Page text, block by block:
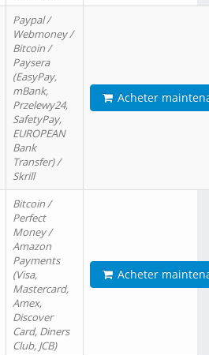
Paypal /
Webmoney /
Bitcoin /
Paysera
(EasyPay,
mBank,
Przelewy24,
SafetyPay,
EUROPEAN
Bank
Transfer) /
Skrill
Acheter
Bitcoin /
Perfect
Money /
Amazon
Payments
(Visa,
Mastercard,
Amex,
Discover
Card, Diners
Club, JCB)
Acheter